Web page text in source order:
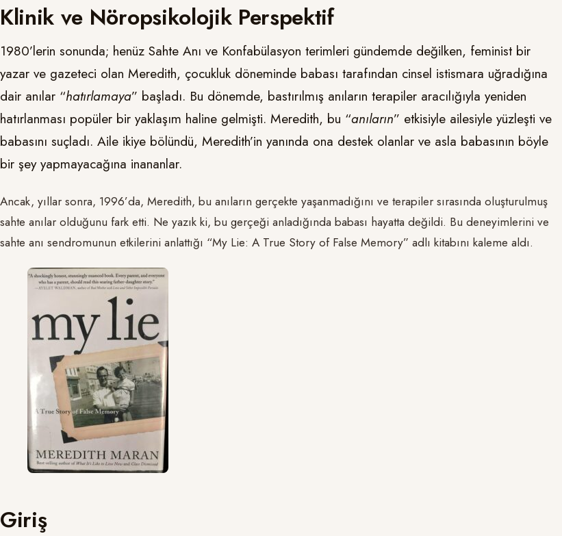
Klinik ve Nöropsikolojik Perspektif
1980’lerin sonunda; henüz Sahte Anı ve Konfabülasyon terimleri gündemde değilken, feminist bir
yazar ve gazeteci olan Meredith, çocukluk döneminde babası tarafından cinsel istismara uğradığına
dair anılar “hatırlamaya” başladı. Bu dönemde, bastırılmış anıların terapiler aracılığıyla yeniden
hatırlanması popüler bir yaklaşım haline gelmişti. Meredith, bu “anıların” etkisiyle ailesiyle yüzleşti ve
babasını suçladı. Aile ikiye bölündü, Meredith’in yanında ona destek olanlar ve asla babasının böyle
bir şey yapmayacağına inananlar.
Ancak, yıllar sonra, 1996’da, Meredith, bu anıların gerçekte yaşanmadığını ve terapiler sırasında oluşturulmuş
sahte anılar olduğunu fark etti. Ne yazık ki, bu gerçeği anladığında babası hayatta değildi. Bu deneyimlerini ve
sahte anı sendromunun etkilerini anlattığı “My Lie: A True Story of False Memory” adlı kitabını kaleme aldı.
Giriş